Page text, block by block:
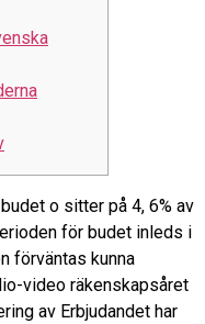
o sitter på 4, 6% av
för budet inleds i
förväntas kunna
video räkenskapsåret
av Erbjudandet har